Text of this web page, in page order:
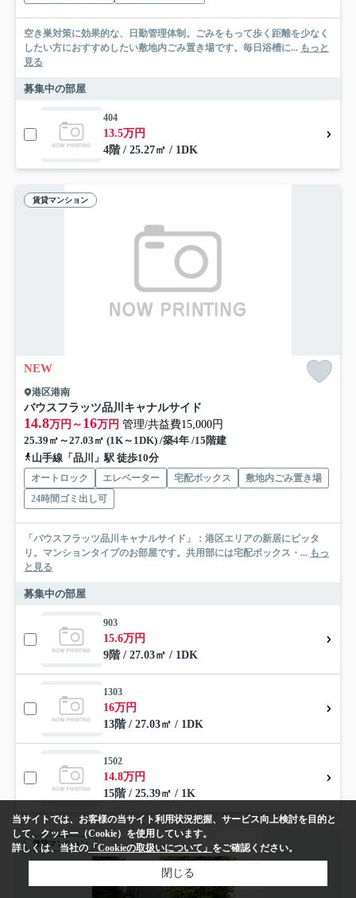
空き巣対策に効果的な、日勤管理体制。ごみをもって歩く距離を少なく
したい方におすすめしたい敷地内ごみ置き場です。毎日浴槽に... もっと
見る
募集中の部屋
404
13.5万円
4階 / 25.27㎡ / 1DK
賃貸マンション
NEW
港区港南
バウスフラッツ品川キャナルサイド
14.8万円～ 16万円 管理/共益費15,000円
25.39㎡～27.03㎡ (1K～1DK) /築4年 /15階建
山手線「品川」駅 徒歩10分
オートロック エレベーター 宅配ボックス
敷地内ごみ置き場
24時間ゴミ出し可
「バウスフラッツ品川キャナルサイド」：港区エリアの新居にピッタ
リ。マンションタイプのお部屋です。共用部には宅配ボックス・... もっ
と見る
募集中の部屋
903
15.6万円
9階 / 27.03㎡ / 1DK
1303
16万円
13階 / 27.03㎡ / 1DK
1502
14.8万円
15階 / 25.39㎡ / 1K
賃貸マンション
当サイトでは、お客様の当サイト利用状況把握、サービス向上検討を目的と
して、クッキー（Cookie）を使用しています。
詳しくは、当社の「Cookieの取扱いについて」 をご確認ください。
閉じる